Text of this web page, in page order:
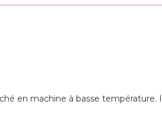
en machine à basse température.